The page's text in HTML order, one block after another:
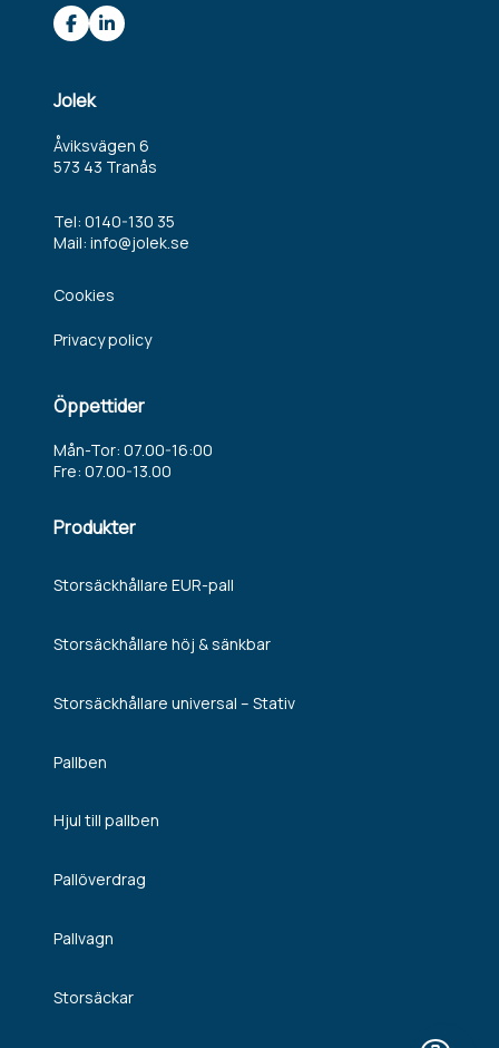
Jolek
Åviksvägen 6
573 43 Tranås
Tel: 0140-130 35
Mail: info@jolek.se
Cookies
Privacy policy
Öppettider
Mån-Tor: 07.00-16:00
Fre: 07.00-13.00
Produkter
Storsäckhållare EUR-pall
Storsäckhållare höj & sänkbar
Storsäckhållare universal – Stativ
Pallben
Hjul till pallben
Pallöverdrag
Pallvagn
Storsäckar